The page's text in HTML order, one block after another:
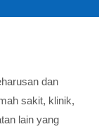
dan
sakit, klinik,
lain yang